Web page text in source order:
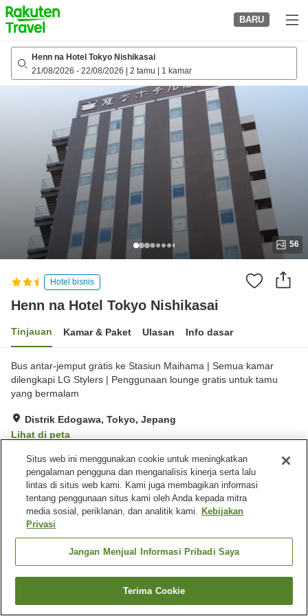
to
top
page
BARU
Henn na Hotel Tokyo Nishikasai
21/08/2026 - 22/08/2026 2 tamu 1 kamar
56
Hotel bisnis
Henn na Hotel Tokyo Nishikasai
Tinjauan Kamar & Paket Ulasan Info dasar
Bus antar-jemput gratis ke Stasiun Maihama | Semua kamar
dilengkapi LG Stylers | Penggunaan lounge gratis untuk tamu
yang bermalam
Distrik Edogawa, Tokyo, Jepang
Lihat di peta
Sangat baik Ulasan: 347
Fasilitas properti
Wi-Fi
Lima menit berjalan kaki ke
Beranda Jepang Tokyo
Distrik Edogawa
Henn na Hotel Tokyo NishikasaiCari kamar
Situs web ini menggunakan cookie untuk meningkatkan
pengalaman pengguna dan menganalisis kinerja serta lalu
lintas di situs web kami. Kami juga membagikan informasi
tentang penggunaan situs kami oleh Anda kepada mitra
media sosial, periklanan, dan analitik kami. Kebijakan
Privasi
Jangan Menjual Informasi Pribadi Saya
Terima Cookie